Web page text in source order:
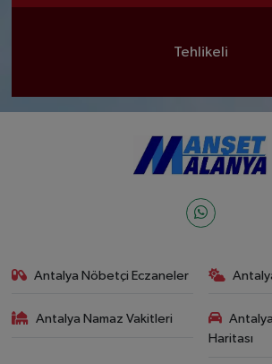
Tehlikeli
Antalya Nöbetçi Eczaneler
Antalya Namaz Vakitleri
Haritası